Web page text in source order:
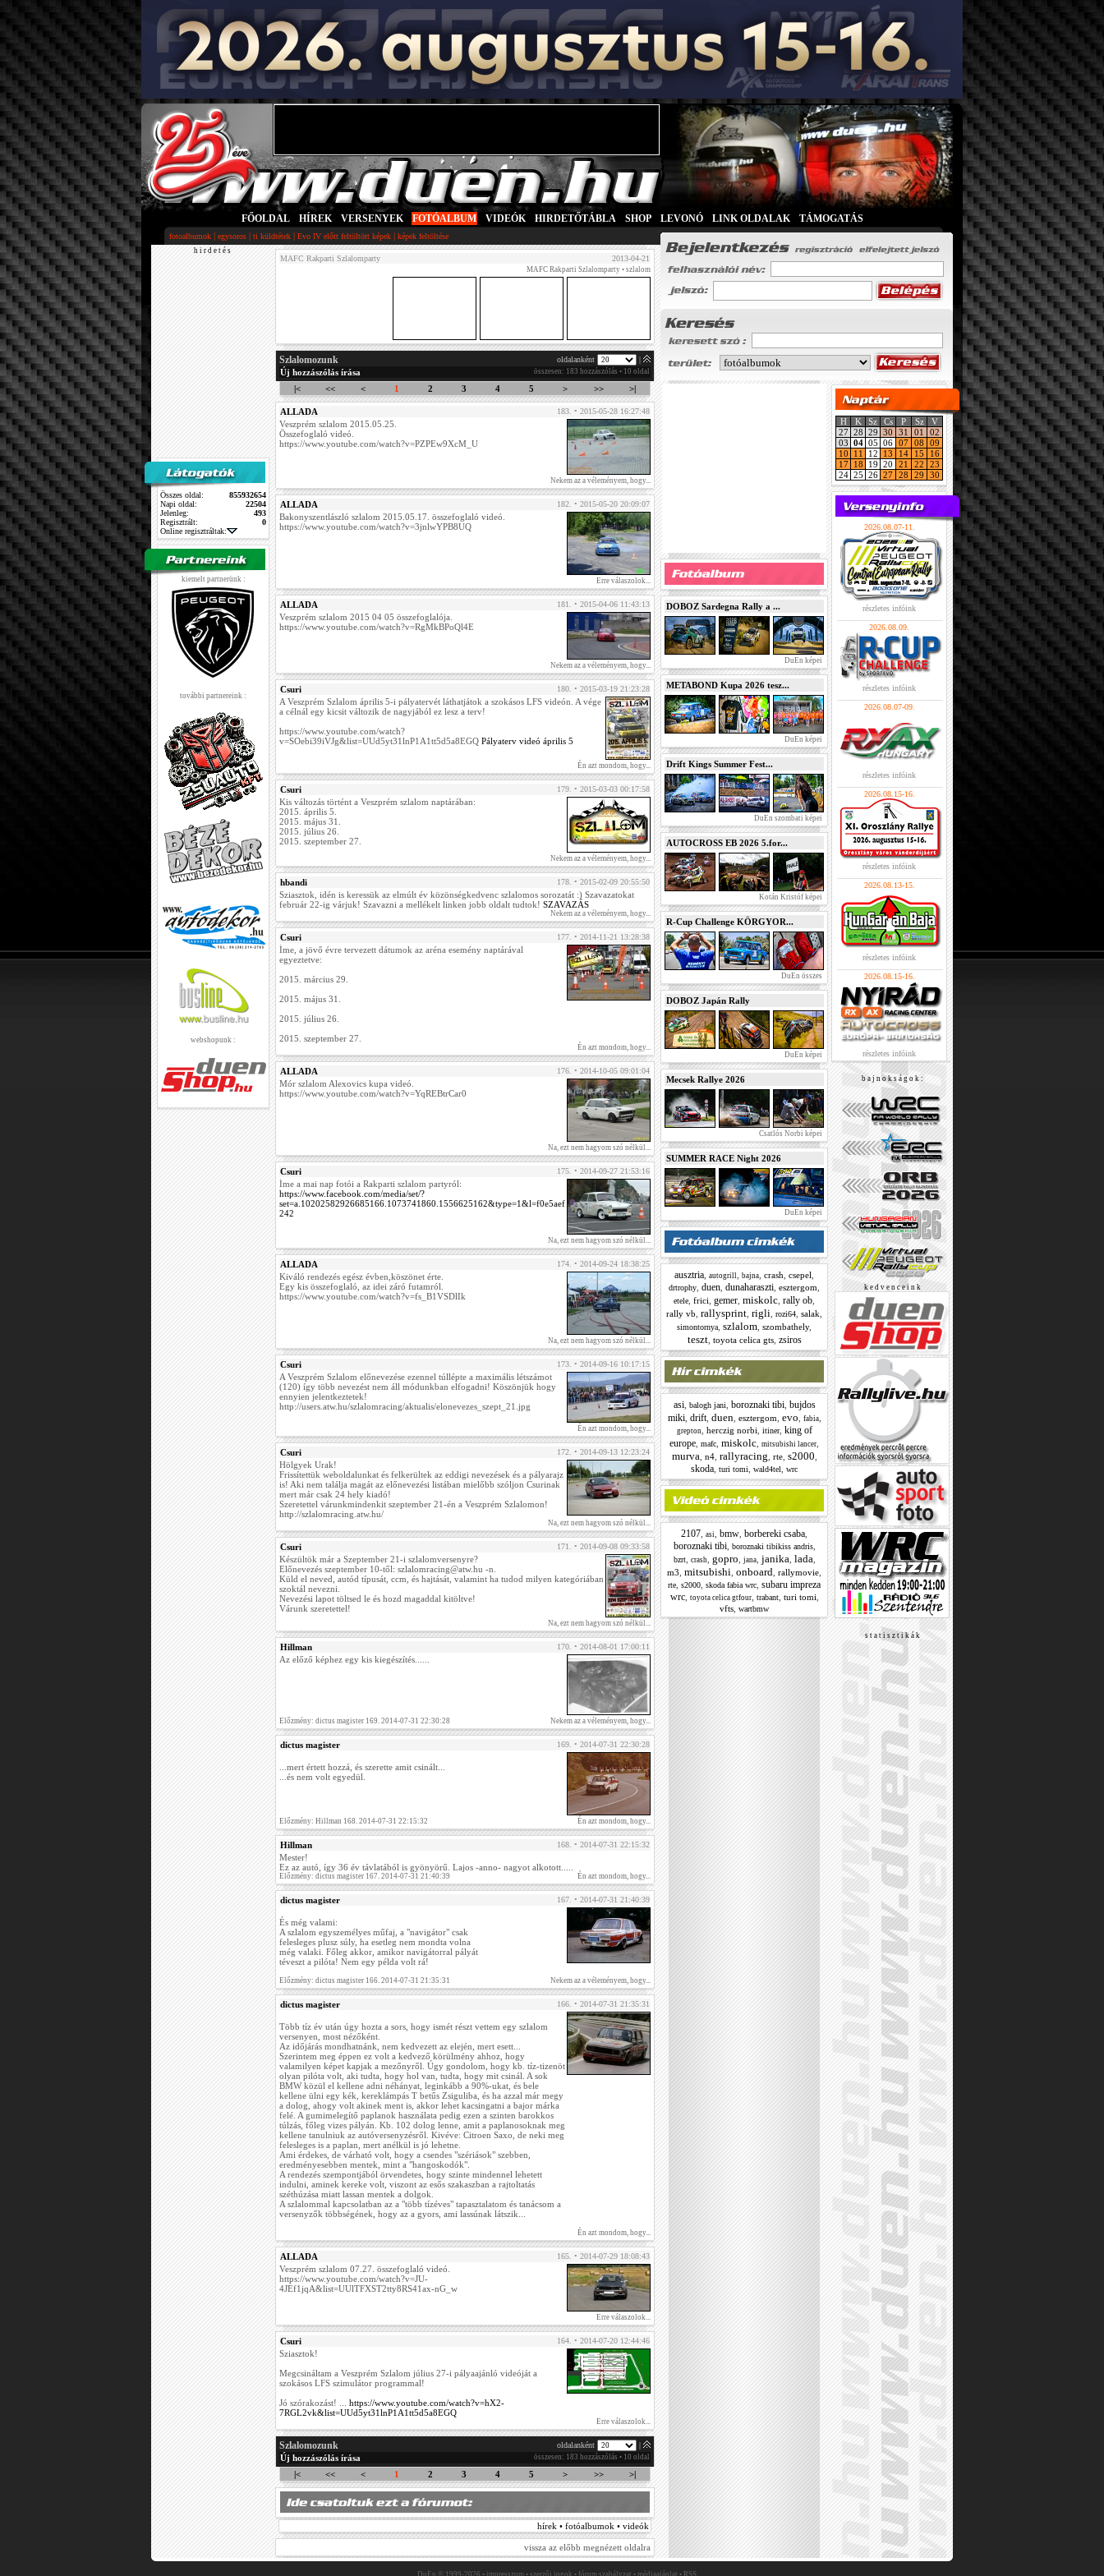
FŐOLDAL HÍREK VERSENYEK FOTÓALBUM VIDEÓK HIRDETŐTÁBLA SHOP LEVONÓ LINK OLDALAK TÁMOGATÁS
fotoalbumok | egysoros | ti küldtétek | Evo IV előtt feltöltött képek | képek feltöltése
h i r d e t é s
Összes oldal:
855932654
Napi oldal:
22504
Jelenleg:
493
Regisztrált:
0
Online regisztráltak:
kiemelt partnerünk :
további partnereink :
webshopunk :
MAFC Rakparti Szlalomparty 2013-04-21
MAFC Rakparti Szlalomparty • szlalom
Szlalomozunk oldalanként |
Új hozzászólás írása összesen: 183 hozzászólás • 10 oldal
|< << < 1 2 3 4 5 > >> >|
ALLADA 183. • 2015-05-28 16:27:48
Veszprém szlalom 2015.05.25.
Összefoglaló videó.
https://www.youtube.com/watch?v=PZPEw9XcM_U
Nekem az a véleményem, hogy...
ALLADA 182. • 2015-05-20 20:09:07
Bakonyszentlászló szlalom 2015.05.17. összefoglaló videó.
https://www.youtube.com/watch?v=3jnlwYPB8UQ
Erre válaszolok...
ALLADA 181. • 2015-04-06 11:43:13
Veszprém szlalom 2015 04 05 összefoglalója.
https://www.youtube.com/watch?v=RgMkBPoQl4E
Nekem az a véleményem, hogy...
Csuri 180. • 2015-03-19 21:23:28
A Veszprém Szlalom április 5-i pályatervét láthatjátok a szokásos LFS videón. A vége
a célnál egy kicsit változik de nagyjából ez lesz a terv!
https://www.youtube.com/watch?
v=SOebi39iVJg&list=UUd5yt31lnP1A1tt5d5a8EGQ Pályaterv videó április 5
Én azt mondom, hogy...
Csuri 179. • 2015-03-03 00:17:58
Kis változás történt a Veszprém szlalom naptárában:
2015. április 5.
2015. május 31.
2015. július 26.
2015. szeptember 27.
Nekem az a véleményem, hogy...
hbandi 178. • 2015-02-09 20:55:50
Sziasztok, idén is keressük az elmúlt év közönségkedvenc szlalomos sorozatát :) Szavazatokat
február 22-ig várjuk! Szavazni a mellékelt linken jobb oldalt tudtok! SZAVAZÁS
Nekem az a véleményem, hogy...
Csuri 177. • 2014-11-21 13:28:38
Íme, a jövő évre tervezett dátumok az aréna esemény naptárával
egyeztetve:
2015. március 29.
2015. május 31.
2015. július 26.
2015. szeptember 27.
Én azt mondom, hogy...
ALLADA 176. • 2014-10-05 09:01:04
Mór szlalom Alexovics kupa videó.
https://www.youtube.com/watch?v=YqREBtrCar0
Na, ezt nem hagyom szó nélkül...
Csuri 175. • 2014-09-27 21:53:16
Íme a mai nap fotói a Rakparti szlalom partyról:
https://www.facebook.com/media/set/?
set=a.10202582926685166.1073741860.1556625162&type=1&l=f0e5aef
242
Na, ezt nem hagyom szó nélkül...
ALLADA 174. • 2014-09-24 18:38:25
Kiváló rendezés egész évben,köszönet érte.
Egy kis összefoglaló, az idei záró futamról.
https://www.youtube.com/watch?v=fs_B1VSDlIk
Na, ezt nem hagyom szó nélkül...
Csuri 173. • 2014-09-16 10:17:15
A Veszprém Szlalom előnevezése ezennel túllépte a maximális létszámot
(120) így több nevezést nem áll módunkban elfogadni! Köszönjük hogy
ennyien jelentkeztetek!
http://users.atw.hu/szlalomracing/aktualis/elonevezes_szept_21.jpg
Én azt mondom, hogy...
Csuri 172. • 2014-09-13 12:23:24
Hölgyek Urak!
Frissítettük weboldalunkat és felkerültek az eddigi nevezések és a pályarajz
is! Aki nem találja magát az előnevezési listában mielőbb szóljon Csurinak
mert már csak 24 hely kiadó!
Szeretettel várunkmindenkit szeptember 21-én a Veszprém Szlalomon!
http://szlalomracing.atw.hu/
Na, ezt nem hagyom szó nélkül...
Csuri 171. • 2014-09-08 09:33:58
Készültök már a Szeptember 21-i szlalomversenyre?
Előnevezés szeptember 10-től: szlalomracing@atw.hu -n.
Küld el neved, autód típusát, ccm, és hajtását, valamint ha tudod milyen kategóriában
szoktál nevezni.
Nevezési lapot töltsed le és hozd magaddal kitöltve!
Várunk szeretettel!
Na, ezt nem hagyom szó nélkül...
Hillman 170. • 2014-08-01 17:00:11
Az előző képhez egy kis kiegészítés......
Előzmény: dictus magister 169. 2014-07-31 22:30:28 Nekem az a véleményem, hogy...
dictus magister 169. • 2014-07-31 22:30:28
...mert értett hozzá, és szerette amit csinált...
...és nem volt egyedül.
Előzmény: Hillman 168. 2014-07-31 22:15:32 Én azt mondom, hogy...
Hillman 168. • 2014-07-31 22:15:32
Mester!
Ez az autó, így 36 év távlatából is gyönyörű. Lajos -anno- nagyot alkotott.....
Előzmény: dictus magister 167. 2014-07-31 21:40:39 Én azt mondom, hogy...
dictus magister 167. • 2014-07-31 21:40:39
És még valami:
A szlalom egyszemélyes műfaj, a "navigátor" csak
felesleges plusz súly, ha esetleg nem mondta volna
még valaki. Főleg akkor, amikor navigátorral pályát
téveszt a pilóta! Nem egy példa volt rá!
Előzmény: dictus magister 166. 2014-07-31 21:35:31 Nekem az a véleményem, hogy...
dictus magister 166. • 2014-07-31 21:35:31
Több tíz év után úgy hozta a sors, hogy ismét részt vettem egy szlalom
versenyen, most nézőként.
Az időjárás mondhatnánk, nem kedvezett az elején, mert esett...
Szerintem meg éppen ez volt a kedvező körülmény ahhoz, hogy
valamilyen képet kapjak a mezőnyről. Úgy gondolom, hogy kb. tíz-tizenöt
olyan pilóta volt, aki tudta, hogy hol van, tudta, hogy mit csinál. A sok
BMW közül el kellene adni néhányat, leginkább a 90%-ukat, és bele
kellene ülni egy kék, kereklámpás T betűs Zsiguliba, és ha azzal már megy
a dolog, ahogy volt akinek ment is, akkor lehet kacsingatni a bajor márka
felé. A gumimelegítő paplanok használata pedig ezen a szinten barokkos
túlzás, főleg vizes pályán. Kb. 102 dolog lenne, amit a paplanosoknak meg
kellene tanulniuk az autóversenyzésről. Kivéve: Citroen Saxo, de neki meg
felesleges is a paplan, mert anélkül is jó lehetne.
Ami érdekes, de várható volt, hogy a csendes "szériások" szebben,
eredményesebben mentek, mint a "hangoskodók".
A rendezés szempontjából örvendetes, hogy szinte mindennel lehetett
indulni, aminek kereke volt, viszont az esős szakaszban a rajtoltatás
széthúzása miatt lassan mentek a dolgok.
A szlalommal kapcsolatban az a "több tízéves" tapasztalatom és tanácsom a
versenyzők többségének, hogy az a gyors, ami lassúnak látszik...
Én azt mondom, hogy...
ALLADA 165. • 2014-07-29 18:08:43
Veszprém szlalom 07.27. összefoglaló videó.
https://www.youtube.com/watch?v=JU-
4JEf1jqA&list=UUlTFXST2tty8RS41ax-nG_w
Erre válaszolok...
Csuri 164. • 2014-07-20 12:44:46
Sziasztok!
Megcsináltam a Veszprém Szlalom július 27-i pályaajánló videóját a
szokásos LFS szimulátor programmal!
Jó szórakozást! ... https://www.youtube.com/watch?v=hX2-
7RGL2vk&list=UUd5yt31lnP1A1tt5d5a8EGQ
Erre válaszolok...
Szlalomozunk oldalanként |
Új hozzászólás írása összesen: 183 hozzászólás • 10 oldal
|< << < 1 2 3 4 5 > >> >|
hírek • fotóalbumok • videók
vissza az előbb megnézett oldalra
DOBOZ Sardegna Rally a ...
DuEn képei
METABOND Kupa 2026 tesz...
DuEn képei
Drift Kings Summer Fest...
DuEn szombati képei
AUTOCROSS EB 2026 5.for...
Kotán Kristóf képei
R-Cup Challenge KÖRGYOR...
DuEn összes
DOBOZ Japán Rally
DuEn képei
Mecsek Rallye 2026
Csatlós Norbi képei
SUMMER RACE Night 2026
DuEn képei
ausztria autogrill bajna crash csepel
drtrophy duen dunaharaszti esztergom
etele frici gemer miskolc rally ob
rally vb rallysprint rigli rozi64 salak
simontornya szlalom szombathely,
teszt, toyota celica gts, zsiros
asi, balogh jani boroznaki tibi, bujdos
miki, drift, duen esztergom evo fabia,
grepton herczig norbi itiner, king of
europe mafc miskolc mitsubishi lancer
murva n4, rallyracing rte, s2000
skoda turi tomi wald4tel wrc
2107 asi bmw borbereki csaba
boroznaki tibi, boroznaki tibikiss andris,
bzrt, crash gopro jana, janika lada
m3 mitsubishi onboard rallymovie
rte s2000 skoda fabia wrc subaru impreza
wrc, toyota celica gtfour, trabant, turi tomi
vfts wartbmw
H K Sz Cs P Sz
V
27 28 29 30 31 01
02
03 04 05 06 07 08
09
10
11 12 13 14 15
16
17
18 19 20 21 22
23
24 25 26 27 28 29 30
2026.08.07-11.
részletes infóink
2026.08.09.
részletes infóink
2026.08.07-09.
részletes infóink
2026.08.15-16.
részletes infóink
2026.08.13-15.
részletes infóink
2026.08.15-16.
részletes infóink
b a j n o k s á g o k :
k e d v e n c e i n k
s t a t i s z t i k á k
DuEn © 1999-2026 • impresszum • szerzői jogok • fórum szabályzat • médiaajánlat • RSS